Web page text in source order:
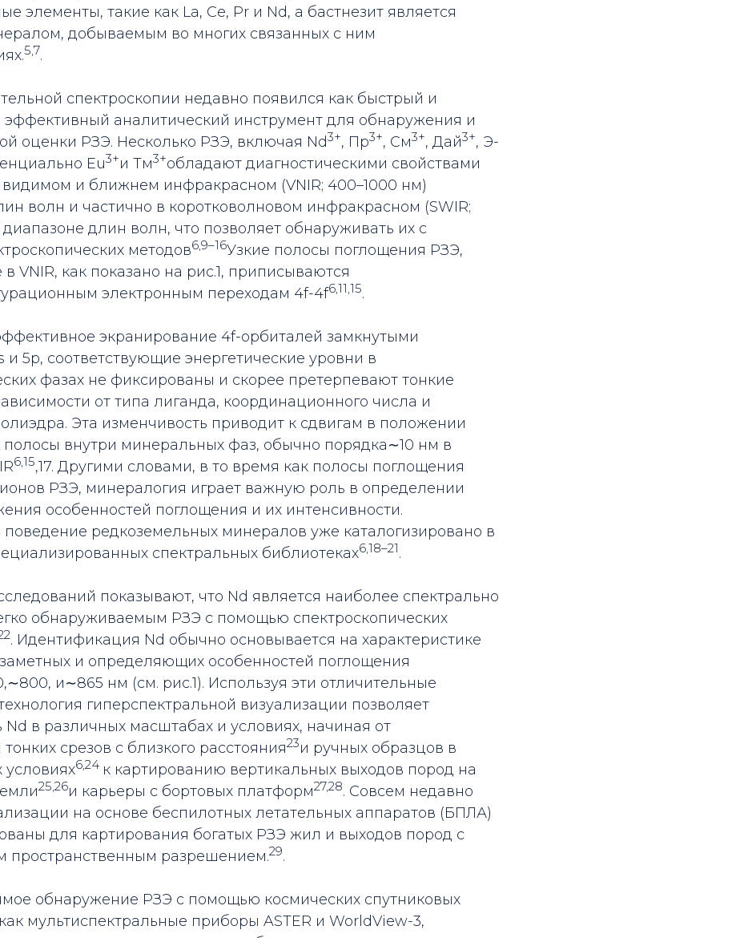
элементы, такие как La, Ce, Pr и Nd, а бастнезит является
добываемым во многих связанных с ним
5,7.
спектроскопии недавно появился как быстрый и
эффективный аналитический инструмент для обнаружения и
оценки РЗЭ. Несколько РЗЭ, включая Nd­3+, Пр3+, См3+, Дай3+, Э-
Eu­3+и Тм3+обладают диагностическими свойствами
и ближнем инфракрасном (VNIR; 400–1000 нм)
волн и частично в коротковолновом инфракрасном (SWIR;
длин волн, что позволяет обнаруживать их с
методов6,9–16Узкие полосы поглощения РЗЭ,
VNIR, как показано на рис.1, приписываются
электронным переходам 4f-4f­6,11,15.
экранирование 4f-орбиталей замкнутыми
и 5p, соответствующие энергетические уровни в
фазах не фиксированы и скорее претерпевают тонкие
от типа лиганда, координационного числа и
Эта изменчивость приводит к сдвигам в положении
внутри минеральных фаз, обычно порядка∼10 нм в
6,15,17. Другими словами, в то время как полосы поглощения
РЗЭ, минералогия играет важную роль в определении
особенностей поглощения и их интенсивности.
поведение редкоземельных минералов уже каталогизировано в
спектральных библиотеках­6,18–21.
показывают, что Nd является наиболее спектрально
обнаруживаемым РЗЭ с помощью спектроскопических
. Идентификация Nd обычно основывается на характеристике
и определяющих особенностей поглощения
и∼865 нм (см. рис.1). Используя эти отличительные
гиперспектральной визуализации позволяет
Nd в различных масштабах и условиях, начиная от
срезов с близкого расстояния­23и ручных образцов в
6,24 к картированию вертикальных выходов пород на
25,26и карьеры с бортовых платформ­27,28. Совсем недавно
на основе беспилотных летательных аппаратов (БПЛА)
для картирования богатых РЗЭ жил и выходов пород с
пространственным разрешением.­29.
обнаружение РЗЭ с помощью космических спутниковых
мультиспектральные приборы ASTER и WorldView-3,